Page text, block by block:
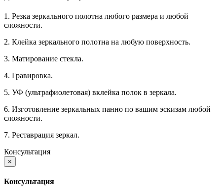
1. Резка зеркального полотна любого размера и любой
сложности.
2. Клейка зеркального полотна на любую поверхность.
3. Матирование стекла.
4. Гравировка.
5. УФ (ультрафиолетовая) вклейка полок в зеркала.
6. Изготовление зеркальных панно по вашим эскизам любой
сложности.
7. Реставрация зеркал.
Консультация
×
Консультация